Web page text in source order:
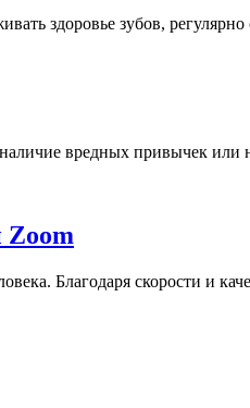
здоровье зубов,
вредных привычек или
Zoom
Благодаря скорости и